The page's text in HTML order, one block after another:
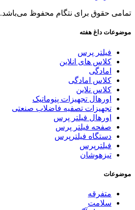
تمامی حقوق برای نتگام محفوظ می‌باشد.
موضوعات داغ هفته
فیلتر پرس
کلاس های انلاین
امادگی
کلاس امادگی
کلاس نلاین
اورهال تجهیزات پنوماتیک
تجهیزات تصفیه فاضلاب صنعتی
اورهال فیلتر پرس
صفحه فیلتر پرس
دستگاه فیلترپرس
فیلترپرس
تیزهوشان
موضوعات
متفرقه
سلامت